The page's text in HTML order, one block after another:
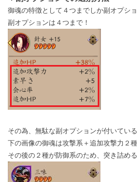
御魂の特徴として４つまでしか副オプシ
副オプションは４つまで！
その為、無駄な副オプションが付いてい
下の画像の御魂は攻撃系＋追加攻撃力２
その後の２種が防御系のため、突き詰め